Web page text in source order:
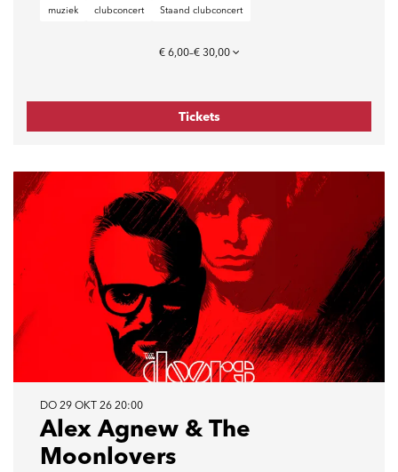
muziek clubconcert Staand clubconcert
€ 6,00–€ 30,00
Tickets
Alex Agnew & The
Moonlovers
DO 29 OKT 26 20:00